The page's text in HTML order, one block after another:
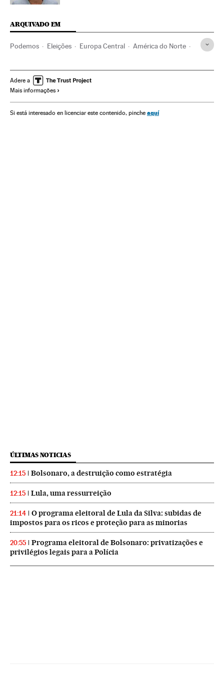
ARQUIVADO EM
Podemos Eleições Europa Central América do Norte
Partidos políticos Administração Estado
América
Angela Merkel Michelle Bachelet Sebastián Piñera
Adere a
Mais informações
Si está interesado en licenciar este contenido, pinche aquí
ÚLTIMAS NOTICIAS
12:15 Bolsonaro, a destruição como estratégia
12:15 Lula, uma ressurreição
21:14
O programa eleitoral de Lula da Silva: subidas de
impostos para os ricos e proteção para as minorias
20:55
Programa eleitoral de Bolsonaro: privatizações e
privilégios legais para a Polícia